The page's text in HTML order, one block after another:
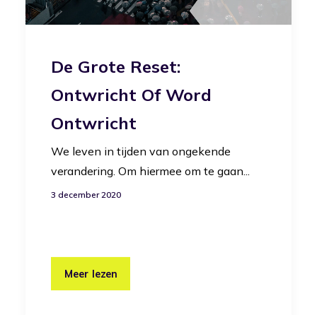
De Grote Reset:
Ontwricht Of Word
Ontwricht
We leven in tijden van ongekende
verandering. Om hiermee om te gaan...
3 december 2020
Meer lezen